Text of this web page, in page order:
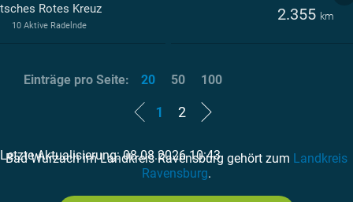
Rotes Kreuz 2.355 km
10 Aktive Radelnde
1 2
Letzte Aktualisierung: 08.08.2026 10:43
Einträge pro Seite: 20 50 100
Bad Wurzach im Landkreis Ravensburg gehört zum Landkreis
Ravensburg.